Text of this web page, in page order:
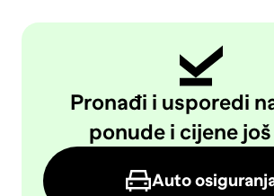
Pronađi i usporedi
ponude i cijene još
Auto